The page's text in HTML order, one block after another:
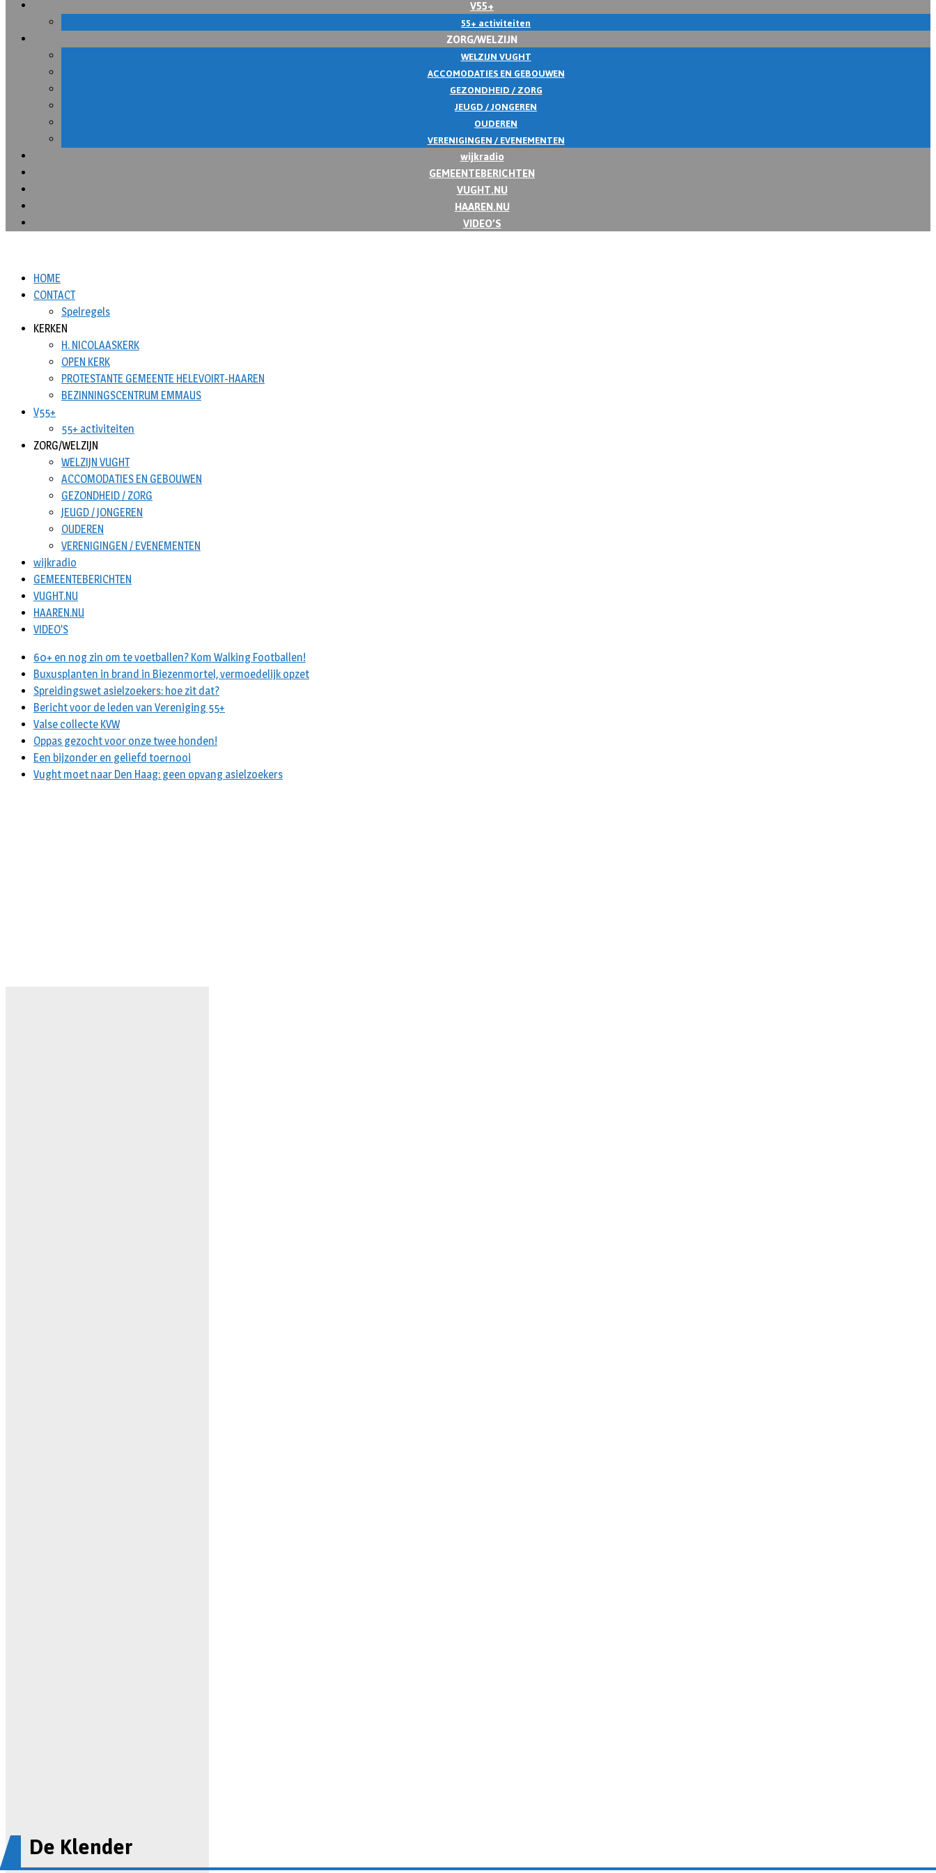
V55+
55+ activiteiten
ZORG/WELZIJN
WELZIJN VUGHT
ACCOMODATIES EN GEBOUWEN
GEZONDHEID / ZORG
JEUGD / JONGEREN
OUDEREN
VERENIGINGEN / EVENEMENTEN
wijkradio
GEMEENTEBERICHTEN
VUGHT.NU
HAAREN.NU
VIDEO’S
HOME
CONTACT
Spelregels
KERKEN
H. NICOLAASKERK
OPEN KERK
PROTESTANTE GEMEENTE HELEVOIRT-HAAREN
BEZINNINGSCENTRUM EMMAUS
V55+
55+ activiteiten
ZORG/WELZIJN
WELZIJN VUGHT
ACCOMODATIES EN GEBOUWEN
GEZONDHEID / ZORG
JEUGD / JONGEREN
OUDEREN
VERENIGINGEN / EVENEMENTEN
wijkradio
GEMEENTEBERICHTEN
VUGHT.NU
HAAREN.NU
VIDEO’S
60+ en nog zin om te voetballen? Kom Walking Footballen!
Buxusplanten in brand in Biezenmortel, vermoedelijk opzet
Spreidingswet asielzoekers: hoe zit dat?
Bericht voor de leden van Vereniging 55+
Valse collecte KVW
Oppas gezocht voor onze twee honden!
Een bijzonder en geliefd toernooi
Vught moet naar Den Haag: geen opvang asielzoekers
De Klender